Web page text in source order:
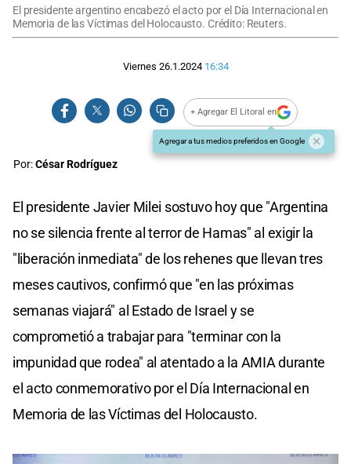
El presidente argentino encabezó el acto por el Día Internacional en
Memoria de las Víctimas del Holocausto. Crédito: Reuters.
Viernes 26.1.2024 16:34
+ Agregar El Litoral en
Agregar a tus medios preferidos en Google
Por:César Rodríguez
El presidente Javier Milei sostuvo hoy que "Argentina
no se silencia frente al terror de Hamas" al exigir la
"liberación inmediata" de los rehenes que llevan tres
meses cautivos, confirmó que "en las próximas
semanas viajará" al Estado de Israel y se
comprometió a trabajar para "terminar con la
impunidad que rodea" al atentado a la AMIA durante
el acto conmemorativo por el Día Internacional en
Memoria de las Víctimas del Holocausto.